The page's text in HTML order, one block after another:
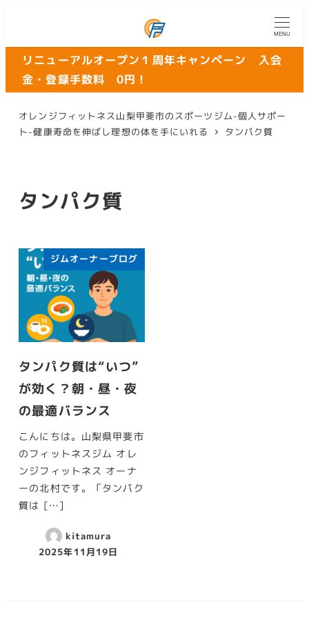
MENU
リニューアルオープン１周年キャンペーン 入会
金・登録手数料 0円！
オレンジフィットネス山梨甲斐市のスポーツジム-個人サポー
ト-健康寿命を伸ばし理想の体を手にいれる
タンパク質
タンパク質
ジムオーナーブログ
タンパク質は“いつ”
が効く？朝・昼・夜
の最適バランス
こんにちは。山梨県甲斐市
のフィットネスジム オレ
ンジフィットネス オーナ
ーの北村です。「タンパク
質は […]
kitamura
投稿日
2025年11月19日